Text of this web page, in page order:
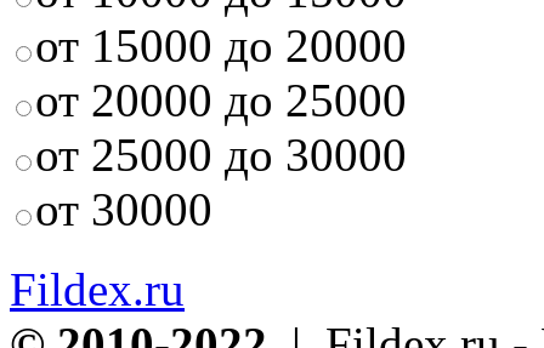
от 15000 до 20000
от 20000 до 25000
от 25000 до 30000
от 30000
Fildex.ru